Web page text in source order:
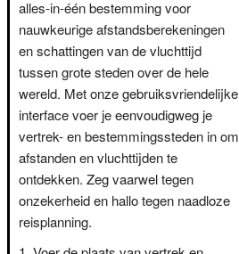
alles-in-één bestemming voor
nauwkeurige afstandsberekeningen
en schattingen van de vluchttijd
tussen grote steden over de hele
wereld. Met onze gebruiksvriendelijke
interface voer je eenvoudigweg je
vertrek- en bestemmingssteden in om
afstanden en vluchttijden te
ontdekken. Zeg vaarwel tegen
onzekerheid en hallo tegen naadloze
reisplanning.